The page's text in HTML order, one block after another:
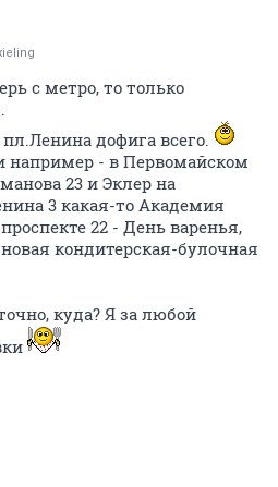
с метро, то только
дофига всего.
например - в Первомайском
23 и Эклер на
3 какая-то Академия
22 - День варенья,
кондитерская-булочная
куда? Я за любой